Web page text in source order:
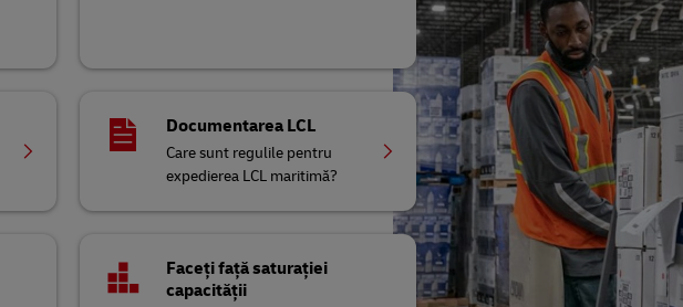
Documentarea LCL
Care sunt regulile pentru
expedierea LCL maritimă?
Faceți față saturației
capacității